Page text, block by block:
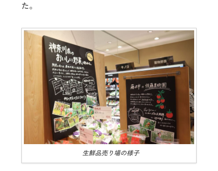
た。
生鮮品売り場の様子